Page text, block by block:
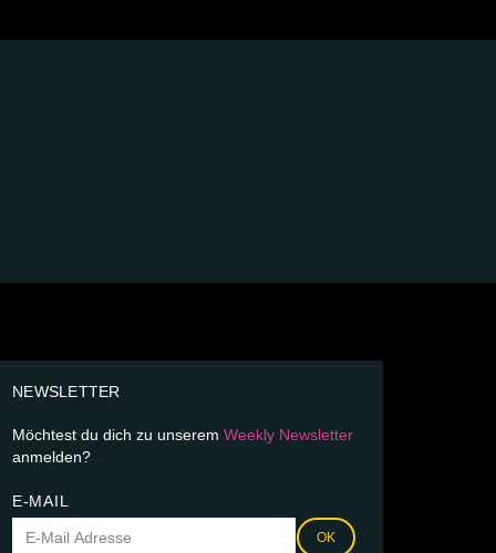
NEWSLETTER
Möchtest du dich zu unserem Weekly Newsletter
anmelden?
E-MAIL
OK